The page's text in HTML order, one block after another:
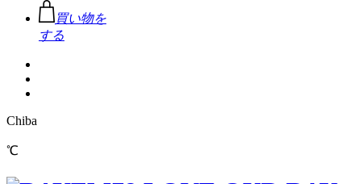
買い物を
する
Chiba
℃